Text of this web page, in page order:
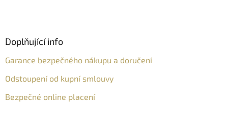
Doplňující info
Garance bezpečného nákupu a doručení
Odstoupení od kupní smlouvy
Bezpečné online placení